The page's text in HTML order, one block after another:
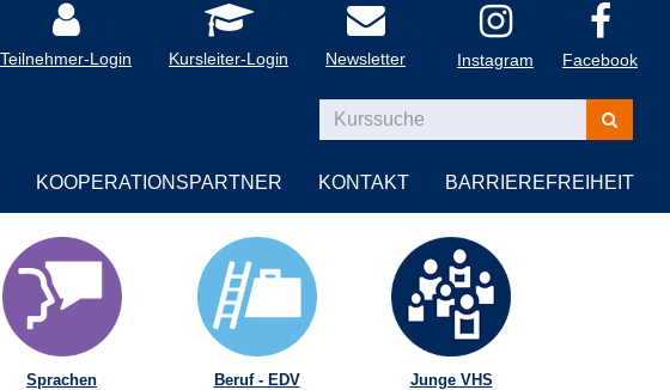
Teilnehmer-Login Kursleiter-Login Newsletter Instagram Facebook
Kurse
suchen
KOOPERATIONSPARTNER KONTAKT BARRIEREFREIHEIT
Sprachen Beruf - EDV Junge VHS